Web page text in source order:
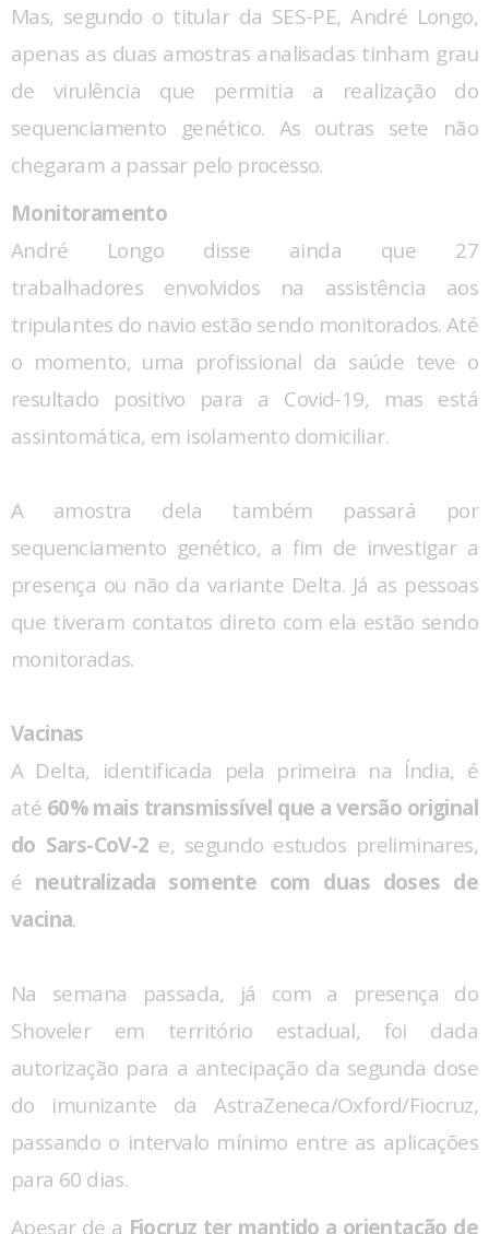
Mas, segundo o titular da SES-PE, André Longo,
apenas as duas amostras analisadas tinham grau
de virulência que permitia a realização do
sequenciamento genético. As outras sete não
chegaram a passar pelo processo.
Monitoramento
André Longo disse ainda que 27
trabalhadores envolvidos na assistência aos
tripulantes do navio estão sendo monitorados. Até
o momento, uma profissional da saúde teve o
resultado positivo para a Covid-19, mas está
assintomática, em isolamento domiciliar.
A amostra dela também passará por
sequenciamento genético, a fim de investigar a
presença ou não da variante Delta. Já as pessoas
que tiveram contatos direto com ela estão sendo
monitoradas.
Vacinas
A Delta, identificada pela primeira na Índia, é
até 60% mais transmissível que a versão original
do Sars-CoV-2 e, segundo estudos preliminares,
é neutralizada somente com duas doses de
vacina.
Na semana passada, já com a presença do
Shoveler em território estadual, foi dada
autorização para a antecipação da segunda dose
do imunizante da AstraZeneca/Oxford/Fiocruz,
passando o intervalo mínimo entre as aplicações
para 60 dias.
Apesar de a Fiocruz ter mantido a orientação de